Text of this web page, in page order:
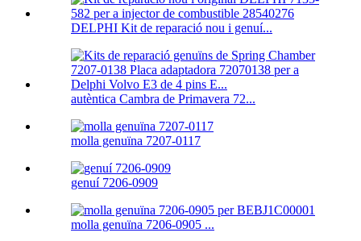
DELPHI Kit de reparació nou i genuí...
autèntica Cambra de Primavera 72...
molla genuïna 7207-0117
genuí 7206-0909
molla genuïna 7206-0905 ...